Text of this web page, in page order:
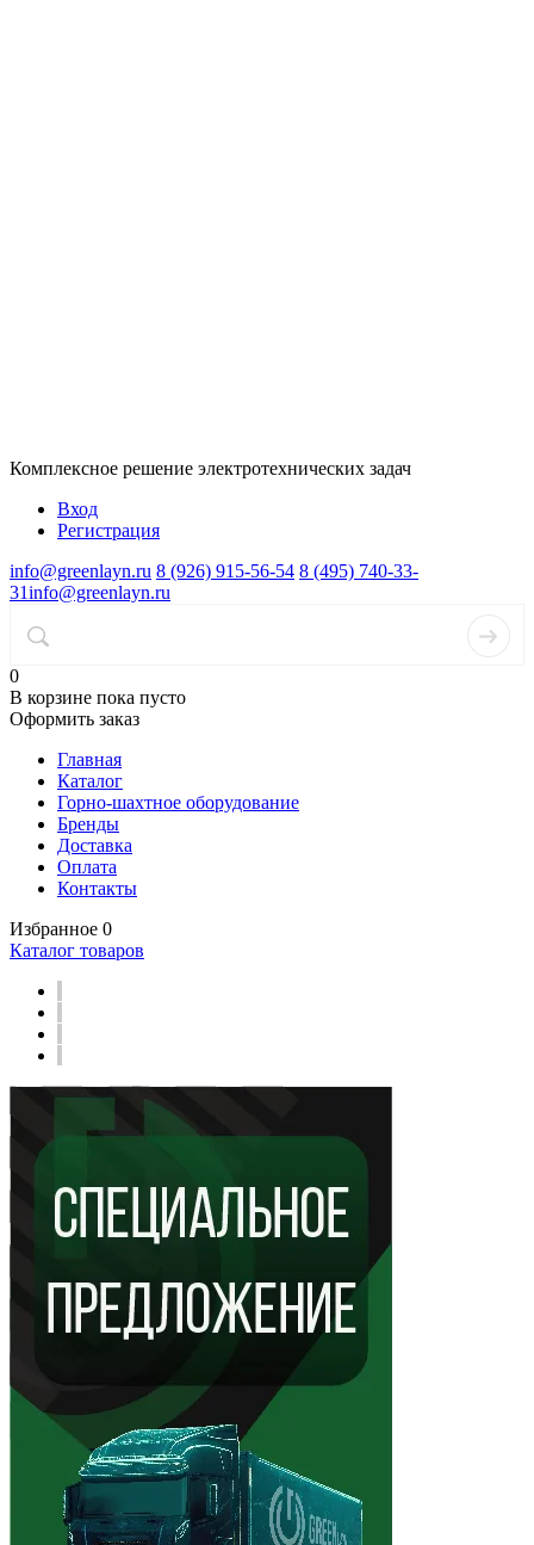
Комплексное решение электротехнических задач
Вход
Регистрация
info@greenlayn.ru 8 (926) 915-56-54 8 (495) 740-33-
31info@greenlayn.ru
0
В корзине пока пусто
Оформить заказ
Главная
Каталог
Горно-шахтное оборудование
Бренды
Доставка
Оплата
Контакты
Избранное 0
Каталог товаров